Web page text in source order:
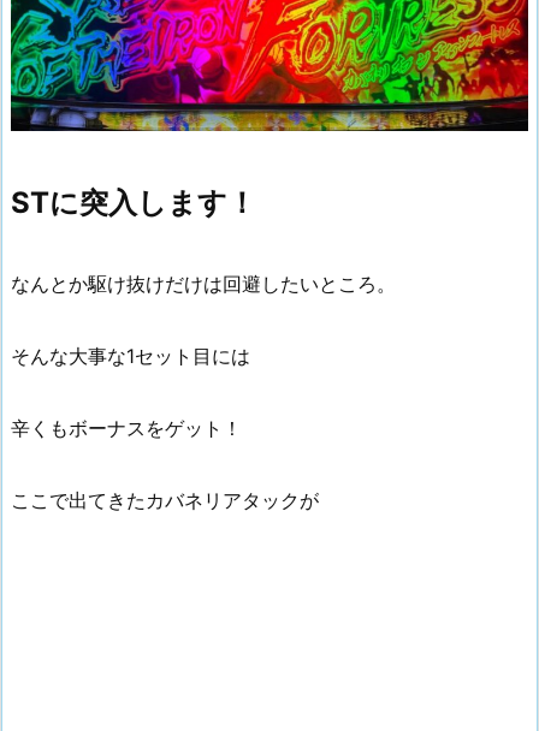
STに突入します！
なんとか駆け抜けだけは回避したいところ。
そんな大事な1セット目には
辛くもボーナスをゲット！
ここで出てきたカバネリアタックが